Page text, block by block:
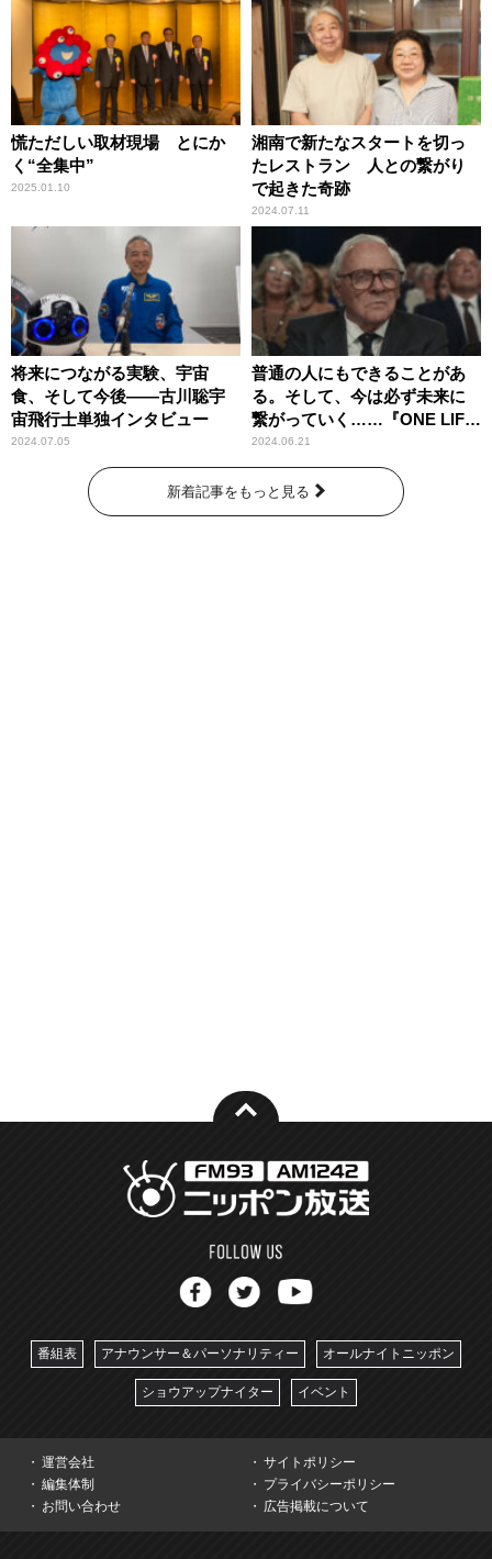
慌ただしい取材現場 とにか
く“全集中”
2025.01.10
湘南で新たなスタートを切っ
たレストラン 人との繋がり
で起きた奇跡
2024.07.11
将来につながる実験、宇宙
食、そして今後――古川聡宇
宙飛行士単独インタビュー
2024.07.05
普通の人にもできることがあ
る。そして、今は必ず未来に
繋がっていく……『ONE LIFE
奇跡が繋いだ6000の命』
2024.06.21
新着記事をもっと見る
番組表 アナウンサー＆パーソナリティー オールナイトニッポン
ショウアップナイター イベント
運営会社
サイトポリシー
編集体制
プライバシーポリシー
お問い合わせ
広告掲載について